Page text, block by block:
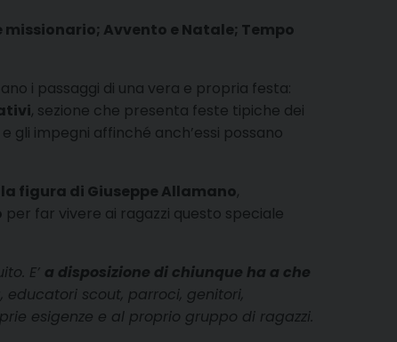
Avvento e Natale; Tempo
i passaggi di una vera e propria festa:
, sezione che presenta feste tipiche dei
gli impegni affinché anch’essi possano
figura di Giuseppe Allamano,
per far vivere ai ragazzi questo speciale
E’ a disposizione di chiunque ha a che
scout, parroci, genitori,
esigenze e al proprio gruppo di ragazzi.